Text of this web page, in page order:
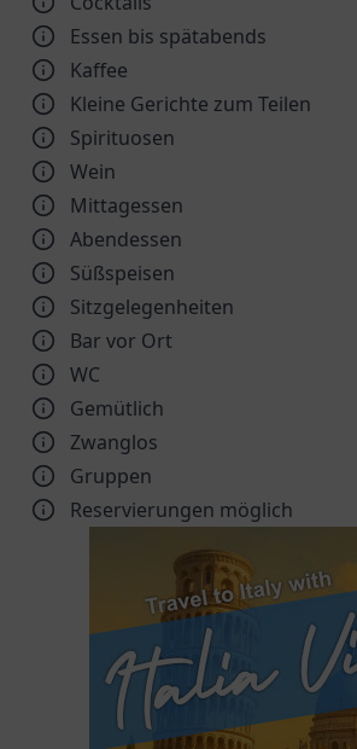
Essen bis spätabends
Kaffee
Kleine Gerichte zum Teilen
Spirituosen
Wein
Mittagessen
Abendessen
Süßspeisen
Sitzgelegenheiten
Bar vor Ort
WC
Gemütlich
Zwanglos
Gruppen
Reservierungen möglich